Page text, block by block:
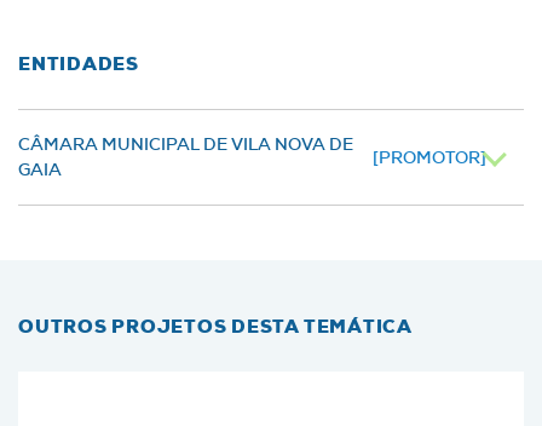
ENTIDADES
CÂMARA MUNICIPAL DE VILA NOVA DE
GAIA
[PROMOTOR]
OUTROS PROJETOS DESTA TEMÁTICA